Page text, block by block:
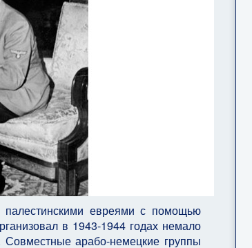
евреями с помощью
в 1943-1944 годах немало
Совместные арабо-немецкие группы